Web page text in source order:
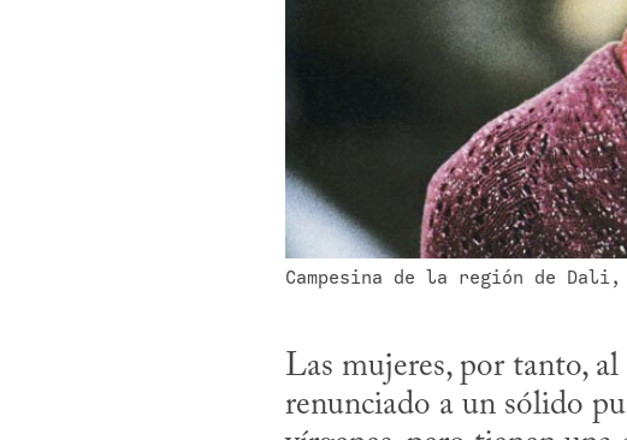
Campesina de la región de
Las mujeres, por tanto,
renunciado a un sólido